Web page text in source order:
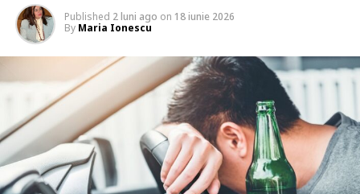
Published 2 luni ago on 18 iunie 2026
By Maria Ionescu